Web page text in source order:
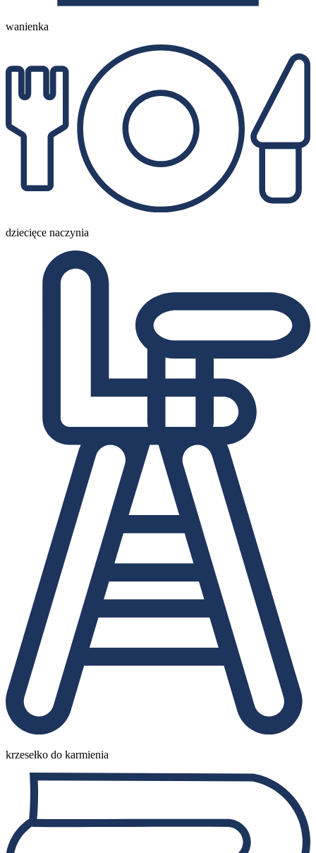
wanienka
dziecięce naczynia
krzesełko do karmienia